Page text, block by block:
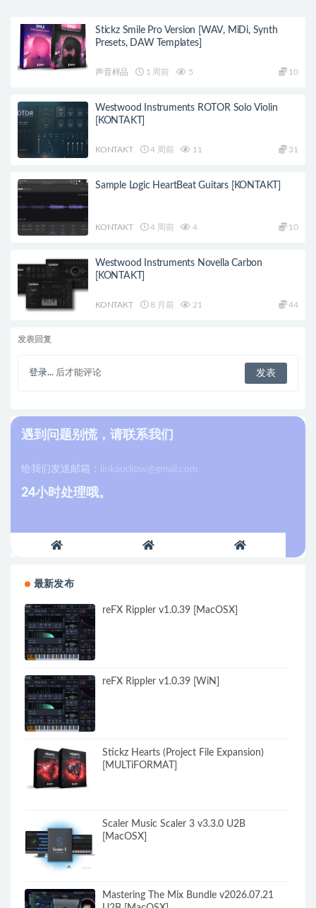
Stickz Smile Pro Version [WAV, MiDi, Synth
Presets, DAW Templates]
声音样品 1 周前 5 10
Westwood Instruments ROTOR Solo Violin
[KONTAKT]
KONTAKT 4 周前 11 31
Sample Logic HeartBeat Guitars [KONTAKT]
KONTAKT 4 周前 4 10
Westwood Instruments Novella Carbon
[KONTAKT]
KONTAKT 8 月前 21 44
发表回复
登录... 后才能评论
遇到问题别慌，请联系我们
给我们发送邮箱： linkaudiow@gmail.com
24小时处理哦。
最新发布
reFX Rippler v1.0.39 [MacOSX]
reFX Rippler v1.0.39 [WiN]
Stickz Hearts (Project File Expansion)
[MULTiFORMAT]
Scaler Music Scaler 3 v3.3.0 U2B
[MacOSX]
Mastering The Mix Bundle v2026.07.21